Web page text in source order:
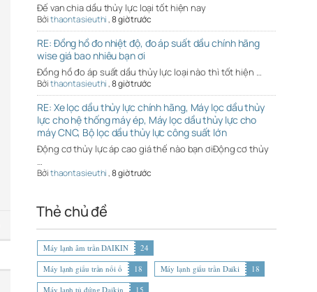
Đế van chia dầu thủy lực loại tốt hiện nay
Bởithaontasieuthi,8 giờ trước
RE: Đồng hồ đo nhiệt độ, đo áp suất dầu chính hãng
wise giá bao nhiêu bạn ơi
Đồng hồ đo áp suất dầu thủy lực loại nào thì tốt hiện …
Bởithaontasieuthi,8 giờ trước
RE: Xe lọc dầu thủy lực chính hãng, Máy lọc dầu thủy
lực cho hệ thống máy ép, Máy lọc dầu thủy lực cho
máy CNC, Bộ lọc dầu thủy lực công suất lớn
Động cơ thủy lực áp cao giá thế nào bạn ơiĐộng cơ thủy
…
Bởithaontasieuthi,8 giờ trước
Thẻ chủ đề
Máy lạnh âm trần DAIKIN
24
Máy lạnh giấu trần nối ố
18 Máy lạnh giấu trần Daiki
18
Máy lạnh tủ đứng Daikin
15